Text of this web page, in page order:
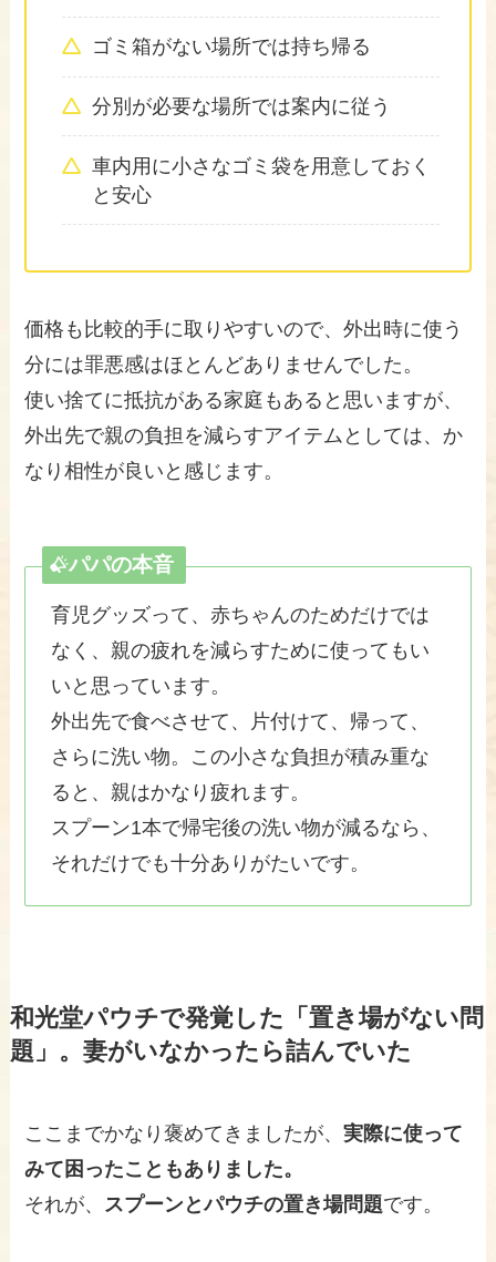
ゴミ箱がない場所では持ち帰る
分別が必要な場所では案内に従う
車内用に小さなゴミ袋を用意しておく
と安心
価格も比較的手に取りやすいので、外出時に使う
分には罪悪感はほとんどありませんでした。
使い捨てに抵抗がある家庭もあると思いますが、
外出先で親の負担を減らすアイテムとしては、か
なり相性が良いと感じます。
パパの本音
育児グッズって、赤ちゃんのためだけでは
なく、親の疲れを減らすために使ってもい
いと思っています。
外出先で食べさせて、片付けて、帰って、
さらに洗い物。この小さな負担が積み重な
ると、親はかなり疲れます。
スプーン1本で帰宅後の洗い物が減るなら、
それだけでも十分ありがたいです。
和光堂パウチで発覚した「置き場がない問
題」。妻がいなかったら詰んでいた
ここまでかなり褒めてきましたが、実際に使って
みて困ったこともありました。
それが、 スプーンとパウチの置き場問題です。